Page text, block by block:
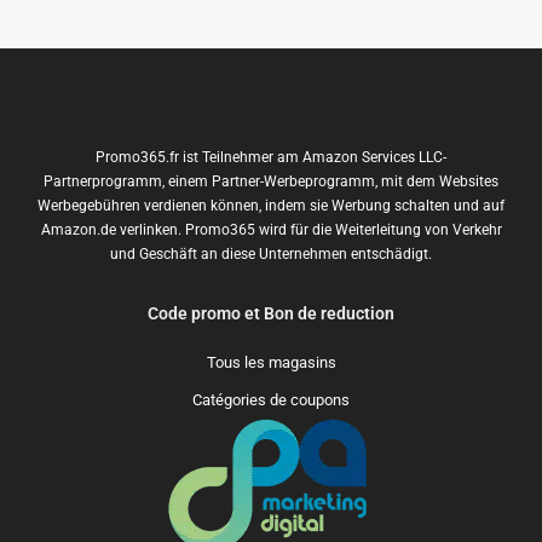
Promo365.fr ist Teilnehmer am Amazon Services LLC-
Partnerprogramm, einem Partner-Werbeprogramm, mit dem Websites
Werbegebühren verdienen können, indem sie Werbung schalten und auf
Amazon.de verlinken. Promo365 wird für die Weiterleitung von Verkehr
und Geschäft an diese Unternehmen entschädigt.
Code promo et Bon de reduction
Tous les magasins
Catégories de coupons